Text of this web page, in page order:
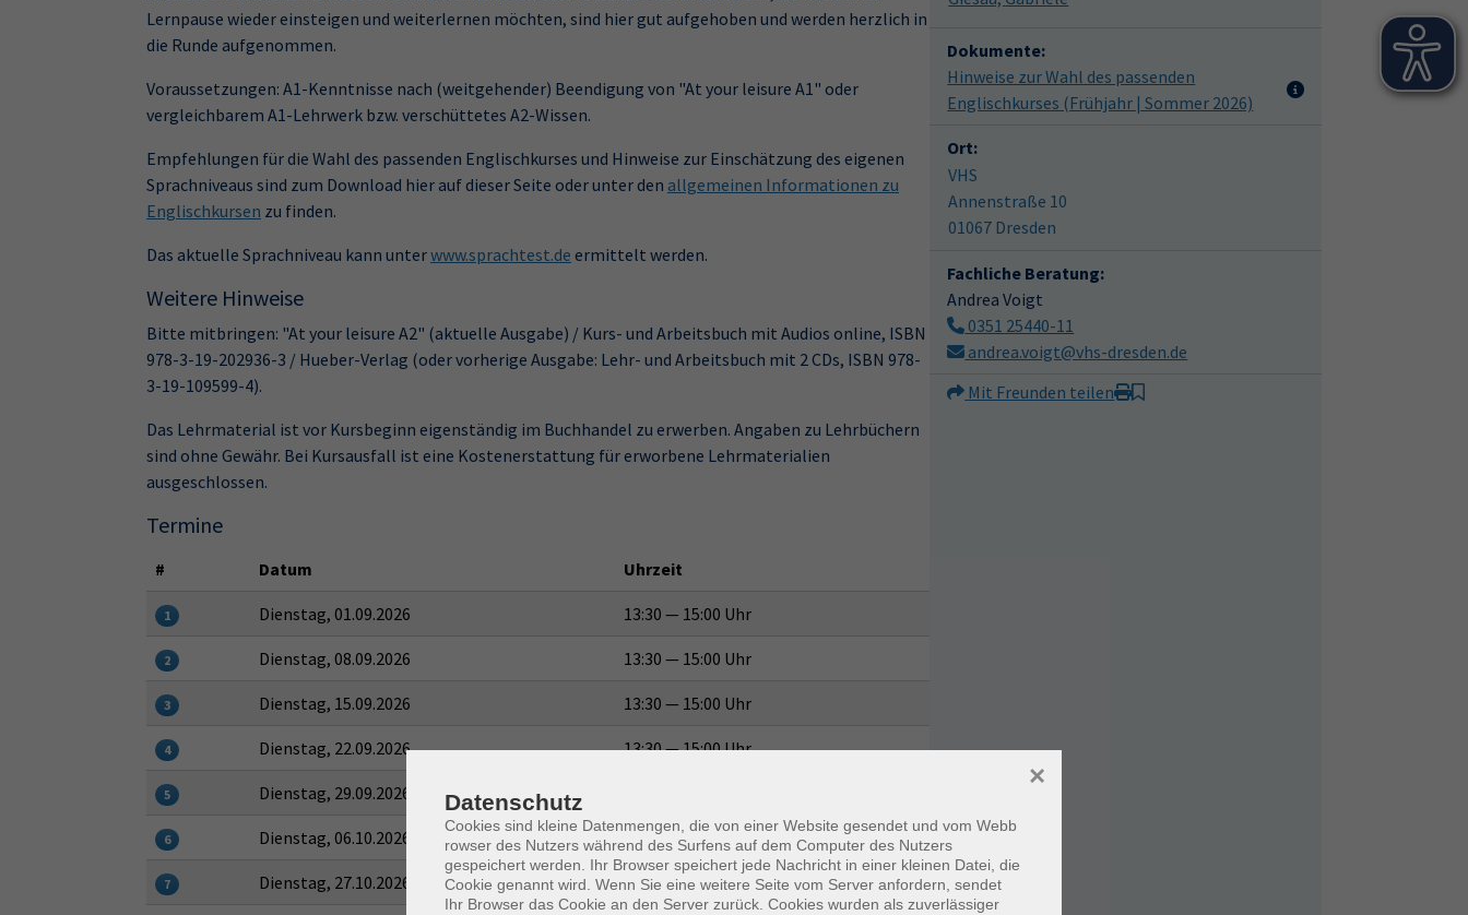
Lernpause wieder einsteigen und weiterlernen möchten, sind hier gut aufgehoben und werden herzlich in
die Runde aufgenommen.
Voraussetzungen: A1-Kenntnisse nach (weitgehender) Beendigung von "At your leisure A1" oder
vergleichbarem A1-Lehrwerk bzw. verschüttetes A2-Wissen.
Empfehlungen für die Wahl des passenden Englischkurses und Hinweise zur Einschätzung des eigenen
Sprachniveaus sind zum Download hier auf dieser Seite oder unter den allgemeinen Informationen zu
Englischkursen zu finden.
Das aktuelle Sprachniveau kann unterwww.sprachtest.de ermittelt werden.
Weitere Hinweise
Bitte mitbringen: "At your leisure A2" (aktuelle Ausgabe) / Kurs- und Arbeitsbuch mit Audios online, ISBN
978-3-19-202936-3 / Hueber-Verlag (oder vorherige Ausgabe: Lehr- und Arbeitsbuch mit 2 CDs, ISBN 978-
3-19-109599-4).
Das Lehrmaterial ist vor Kursbeginn eigenständig im Buchhandel zu erwerben. Angaben zu Lehrbüchern
sind ohne Gewähr. Bei Kursausfall ist eine Kostenerstattung für erworbene Lehrmaterialien
ausgeschlossen.
Termine
# Datum Uhrzeit
1 Dienstag, 01.09.2026 13:30 — 15:00 Uhr
2 Dienstag, 08.09.2026 13:30 — 15:00 Uhr
3 Dienstag, 15.09.2026 13:30 — 15:00 Uhr
4 Dienstag, 22.09.2026 13:30 — 15:00 Uhr
5 Dienstag, 29.09.2026
6 Dienstag, 06.10.2026 13:30 — 15:00 Uhr
7 Dienstag, 27.10.2026 13:30 — 15:00 Uhr
Dokumente:
Hinweise zur Wahl des passenden
Englischkurses (Frühjahr | Sommer 2026)
Ort:
VHS
Annenstraße 10
01067 Dresden
Fachliche Beratung:
Andrea Voigt
0351 25440-11
andrea.voigt@vhs-dresden.de
Mit Freunden teilen
Datenschutz
Cookies sind kleine Datenmengen, die von einer Website gesendet und vom Webb
rowser des Nutzers während des Surfens auf dem Computer des Nutzers
gespeichert werden. Ihr Browser speichert jede Nachricht in einer kleinen Datei, die
Cookie genannt wird. Wenn Sie eine weitere Seite vom Server anfordern, sendet
Ihr Browser das Cookie an den Server zurück. Cookies wurden als zuverlässiger
×